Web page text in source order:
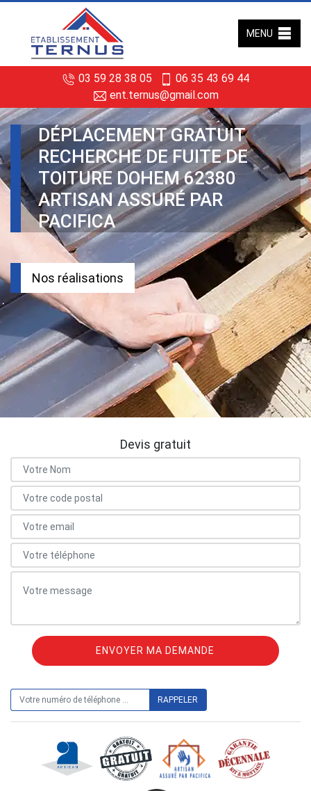
03 59 28 38 05
06 35 43 69 44
ent.ternus@gmail.com
MENU
DÉPLACEMENT GRATUIT
RECHERCHE DE FUITE DE
TOITURE DOHEM 62380
ARTISAN ASSURÉ PAR
PACIFICA
Nos réalisations
Devis gratuit